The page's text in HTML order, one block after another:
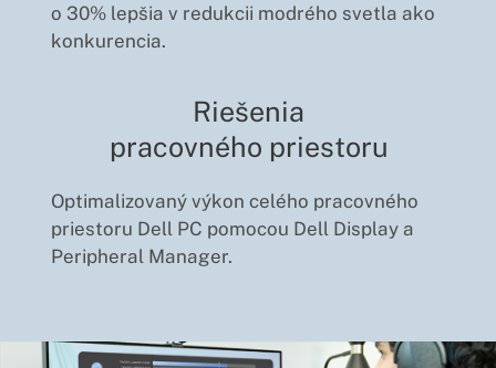
o 30% lepšia v redukcii modrého svetla ako
konkurencia.
Riešenia
pracovného priestoru
Optimalizovaný výkon celého pracovného
priestoru Dell PC pomocou Dell Display a
Peripheral Manager.